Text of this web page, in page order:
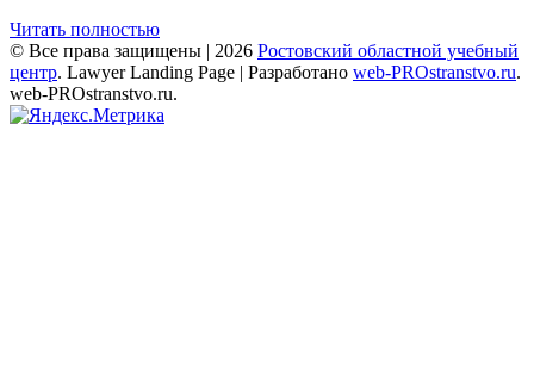
Читать полностью
© Все права защищены | 2026 Ростовский областной учебный
центр. Lawyer Landing Page | Разработано web-PROstranstvo.ru.
web-PROstranstvo.ru.